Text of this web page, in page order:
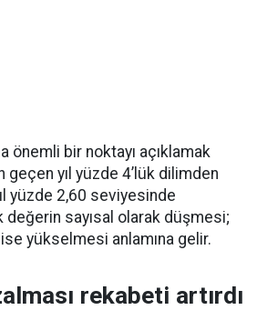
önemli bir noktayı açıklamak
yıl yüzde 4’lük dilimden
yüzde 2,60 seviyesinde
değerin sayısal olarak düşmesi;
yükselmesi anlamına gelir.
rekabeti artırdı